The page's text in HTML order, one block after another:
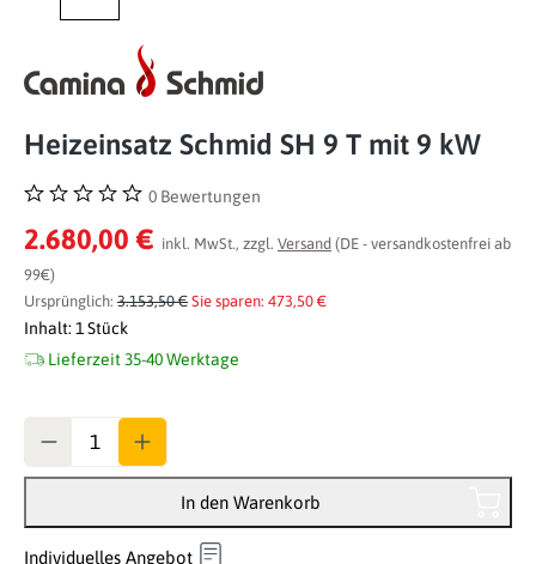
Heizeinsatz Schmid SH 9 T mit 9 kW
Durchschnittliche Bewertung von 0 von 5 Sternen
0 Bewertungen
2.680,00 € inkl. MwSt., zzgl. Versand (DE - versandkostenfrei ab
99€)
Ursprünglich: 3.153,50 € Sie sparen: 473,50 €
Inhalt: 1 Stück
Lieferzeit 35-40 Werktage
In den Warenkorb
Individuelles Angebot